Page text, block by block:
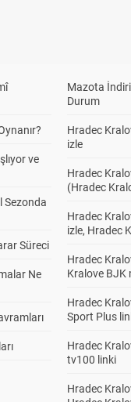
ve
Sezonda
Süreci
Ne
Mazota
Durum
Hradec
izle
Hradec
(Hradec
Hradec
izle, Hradec
Hradec
Kralove BJK
Hradec
Sport Plus
Hradec
tv100 linki
Hradec